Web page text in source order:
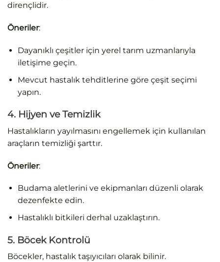
dirençlidir.
Öneriler:
Dayanıklı çeşitler için yerel tarım uzmanlarıyla
iletişime geçin.
Mevcut hastalık tehditlerine göre çeşit seçimi
yapın.
4. Hijyen ve Temizlik
Hastalıkların yayılmasını engellemek için kullanılan
araçların temizliği şarttır.
Öneriler:
Budama aletlerini ve ekipmanları düzenli olarak
dezenfekte edin.
Hastalıklı bitkileri derhal uzaklaştırın.
5. Böcek Kontrolü
Böcekler, hastalık taşıyıcıları olarak bilinir.